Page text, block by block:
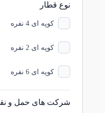
نوع قطار
کوپه ای 4 نفره
کوپه ای 2 نفره
کوپه ای 6 نفره
شرکت های حمل و